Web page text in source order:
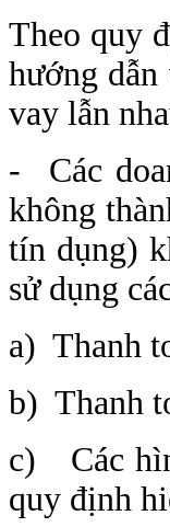
Theo quy
hướng
vay lẫn
- Các
không
tín dụng)
sử dụng
a) Thanh
b) Thanh
c) Các
quy định